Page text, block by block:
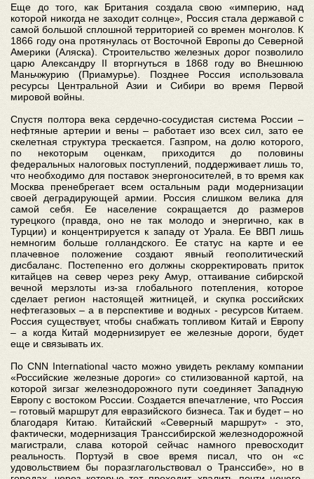
Еще до того, как Британия создала свою «империю, над
которой никогда не заходит солнце», Россия стала державой с
самой большой сплошной территорией со времен монголов. К
1866 году она протянулась от Восточной Европы до Северной
Америки (Аляска). Строительство железных дорог позволило
царю Александру II вторгнуться в 1868 году во Внешнюю
Маньчжурию (Приамурье). Позднее Россия использовала
ресурсы Центральной Азии и Сибири во время Первой
мировой войны.
Спустя полтора века сердечно-сосудистая система России –
нефтяные артерии и вены – работает изо всех сил, зато ее
скелетная структура трескается. Газпром, на долю которого,
по некоторым оценкам, приходится до половины
федеральных налоговых поступлений, поддерживает лишь то,
что необходимо для поставок энергоносителей, в то время как
Москва пренебрегает всем остальным ради модернизации
своей деградирующей армии. Россия слишком велика для
самой себя. Ее население сокращается до размеров
турецкого (правда, оно не так молодо и энергично, как в
Турции) и концентрируется к западу от Урала. Ее ВВП лишь
немногим больше голландского. Ее статус на карте и ее
плачевное положение создают явный геополитический
дисбаланс. Постепенно его должны скорректировать приток
китайцев на север через реку Амур, оттаивание сибирской
вечной мерзлоты из-за глобального потепления, которое
сделает регион настоящей житницей, и скупка российских
нефтегазовых – а в перспективе и водных - ресурсов Китаем.
Россия существует, чтобы снабжать топливом Китай и Европу
– а когда Китай модернизирует ее железные дороги, будет
еще и связывать их.
По CNN International часто можно увидеть рекламу компании
«Российские железные дороги» со стилизованной картой, на
которой зигзаг железнодорожного пути соединяет Западную
Европу с востоком России. Создается впечатление, что Россия
– готовый маршрут для евразийского бизнеса. Так и будет – но
благодаря Китаю. Китайский «Северный маршрут» - это,
фактически, модернизация Транссибирской железнодорожной
магистрали, слава которой сейчас намного превосходит
реальность. Портуэй в свое время писал, что он «с
удовольствием бы поразглагольствовал о Транссибе», но в